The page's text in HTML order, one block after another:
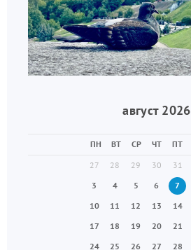
август 2026
ПН ВТ СР ЧТ ПТ
27
28 29 30 31
3
4 5 6 7
10
11 12 13 14
17
18 19 20 21
24
25 26 27 28